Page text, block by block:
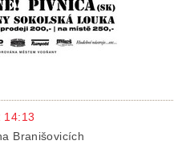
14:13
Branišovicích